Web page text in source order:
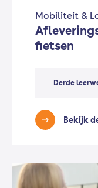
Mobiliteit &
fietsen
Derde
Bekijk